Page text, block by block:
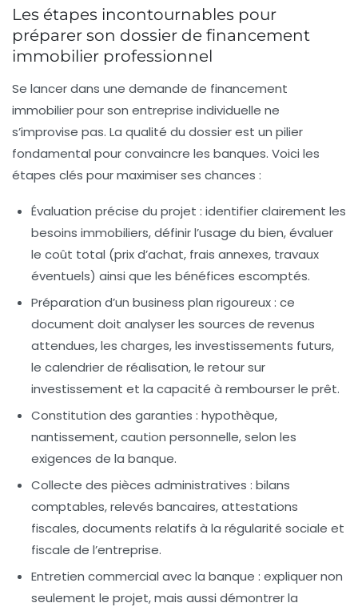
Les étapes incontournables pour
préparer son dossier de financement
immobilier professionnel
Se lancer dans une demande de financement
immobilier pour son entreprise individuelle ne
s’improvise pas. La qualité du dossier est un pilier
fondamental pour convaincre les banques. Voici les
étapes clés pour maximiser ses chances :
Évaluation précise du projet : identifier clairement les
besoins immobiliers, définir l’usage du bien, évaluer
le coût total (prix d’achat, frais annexes, travaux
éventuels) ainsi que les bénéfices escomptés.
Préparation d’un business plan rigoureux : ce
document doit analyser les sources de revenus
attendues, les charges, les investissements futurs,
le calendrier de réalisation, le retour sur
investissement et la capacité à rembourser le prêt.
Constitution des garanties : hypothèque,
nantissement, caution personnelle, selon les
exigences de la banque.
Collecte des pièces administratives : bilans
comptables, relevés bancaires, attestations
fiscales, documents relatifs à la régularité sociale et
fiscale de l’entreprise.
Entretien commercial avec la banque : expliquer non
seulement le projet, mais aussi démontrer la